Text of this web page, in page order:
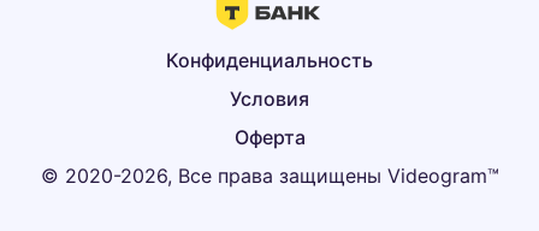
© 2020-2026, Все права защищены Videogram™
Оферта
Условия
Конфиденциальность